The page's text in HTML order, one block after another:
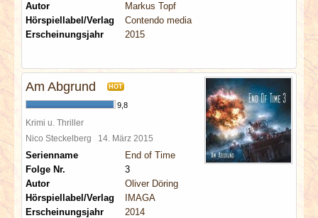
Autor
Markus Topf
Hörspiellabel/Verlag
Contendo media
Erscheinungsjahr
2015
Am Abgrund HOT
9,8
Krimi u. Thriller
Nico Steckelberg 14. März 2015
Serienname
End of Time
Folge Nr.
3
Autor
Oliver Döring
Hörspiellabel/Verlag
IMAGA
Erscheinungsjahr
2014